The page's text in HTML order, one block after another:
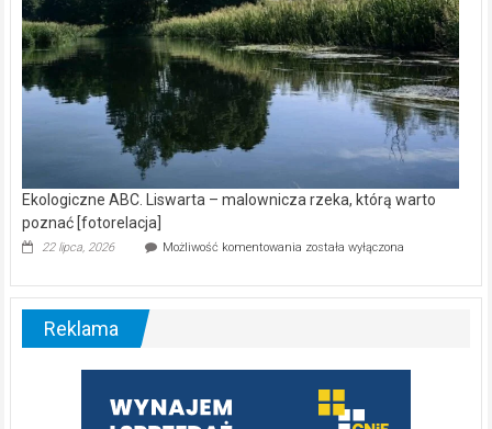
Ekologiczne ABC. Liswarta – malownicza rzeka, którą warto
poznać [fotorelacja]
22 lipca, 2026 Możliwość komentowania Ekologiczne
–
warto
poznać
[fotorelacja]
została wyłączona
Reklama